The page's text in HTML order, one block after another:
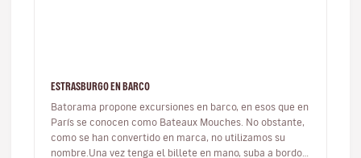
ESTRASBURGO EN BARCO
Batorama propone excursiones en barco, en esos que en
París se conocen como Bateaux Mouches. No obstante,
como se han convertido en marca, no utilizamos su
nombre.Una vez tenga el billete en mano, suba a bordo y